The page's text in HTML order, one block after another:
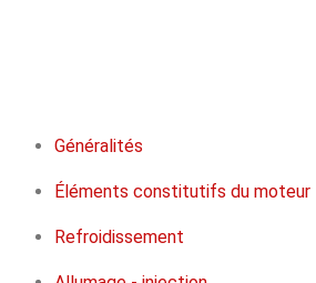
Généralités
Éléments constitutifs du moteur
Refroidissement